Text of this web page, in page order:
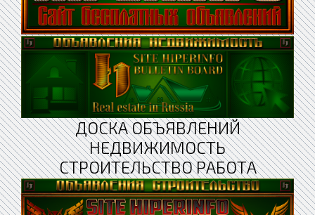
ДОСКА ОБЪЯВЛЕНИЙ
НЕДВИЖИМОСТЬ
СТРОИТЕЛЬСТВО РАБОТА